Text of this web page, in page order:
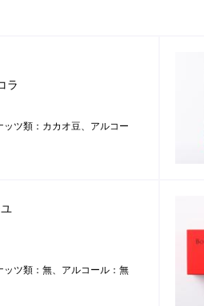
ラ
ツ類：カカオ豆、アルコー
ツ類：無、アルコール：無